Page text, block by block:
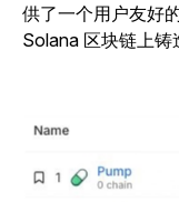
供了一个用户友好
Solana 区块链上铸